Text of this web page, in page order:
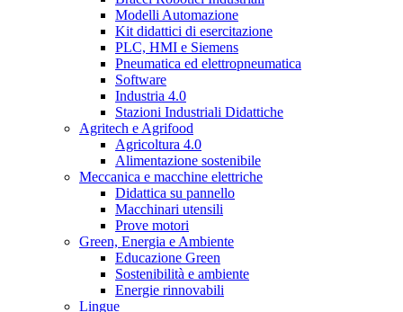
Modelli Automazione
Kit didattici di esercitazione
PLC, HMI e Siemens
Pneumatica ed elettropneumatica
Software
Industria 4.0
Stazioni Industriali Didattiche
Agritech e Agrifood
Agricoltura 4.0
Alimentazione sostenibile
Meccanica e macchine elettriche
Didattica su pannello
Macchinari utensili
Prove motori
Green, Energia e Ambiente
Educazione Green
Sostenibilità e ambiente
Energie rinnovabili
Lingue